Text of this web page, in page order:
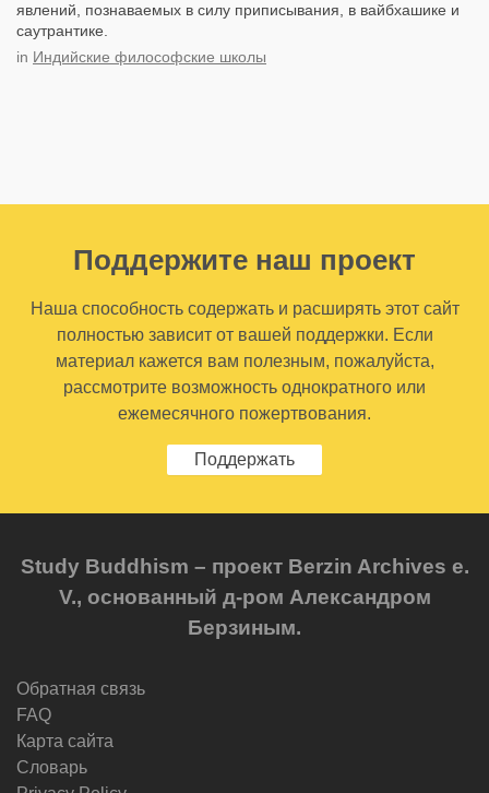
явлений, познаваемых в силу приписывания, в вайбхашике и
саутрантике.
in Индийские философские школы
Поддержите наш проект
Наша способность содержать и расширять этот сайт
полностью зависит от вашей поддержки. Если
материал кажется вам полезным, пожалуйста,
рассмотрите возможность однократного или
ежемесячного пожертвования.
Поддержать
Study Buddhism – проект Berzin Archives e.
V., основанный д-ром Александром
Берзиным.
Обратная связь
FAQ
Карта сайта
Словарь